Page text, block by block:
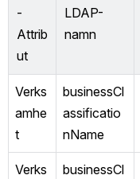
-
Attrib
ut
LDAP-
namn
Verks
amhe
t
businessCl
assificatio
nName
Verks
businessCl